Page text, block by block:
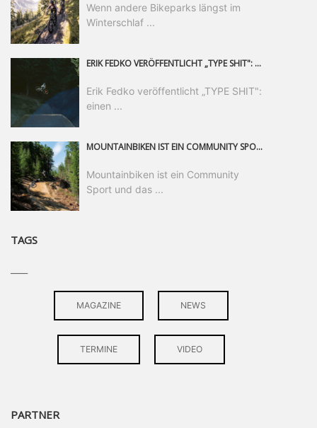
Wenn andere Bikeparks längst im
Winterschlaf ...
ERIK FEDKO VERÖFFENTLICHT „TYPE SHIT": EINEN 23-MINÜTIGEN MOUNTAINBIKE-FILM, ÜBER DREI JAHRE RUND UM DIE WELT GEDREHT. ZEITGLEICH LAUNCHT ER DIE GLEICHNAMIGE KOLLEKTION SEINER BRAND TYPE. EIN SEGMENT DES FILMS ERSCHEINT SEPARAT AUF RED BULL BIKE.
Erik Fedko veröffentlicht „TYPE SHIT":
einen ...
MOUNTAINBIKEN IST EIN COMMUNITY SPORT UND DAS BEWEIST SICH IN DER BIKE REPUBLIC SÖLDEN GERADE EINDRUCKSVOLL AUF ALLEN LEVELN. FREERIDE PROFI, SHAPERIN UND FRISCH GEWÄHLTE SWATCH NINES MVP VERO SANDLER IST BEGEISTERT VON DER VIELFALT DER BIKE DESTINATION, DER NEUEN JUMPLINE UND PLÄDIERT FÜR MUT BEI (FRAUEN) COMMUNITIES. VERO UND IHR VERLOBTER SAM HODGES VERBRINGEN MEHRERE MONATE IN DER BIKE REPUBLIC UND LASSEN UNS DARAN TEILHABEN. UM COMMUNITY GEHT ES AUCH BEI DER PARTNERSCHAFT ZWISCHEN SÖLDEN UND DEM NEUEN RIDERS PARK DONOVALY IN DER SLOWAKEI: DER DORTIGE TOURISMUSDIREKTOR JIRI PEC IST ÜBERZEUGT: VON MEHR BIKEPARKS PROFITIERT DIE GANZE MTB-SZENE – UND MIT DOMINIK LINSER, GESCHÄFTSFÜHRER DER BRS, HAT ER DAMIT DEN PERFEKTEN PARTNER GEFUNDEN.
Mountainbiken ist ein Community
Sport und das ...
TAGS
MAGAZINE NEWS
TERMINE VIDEO
PARTNER